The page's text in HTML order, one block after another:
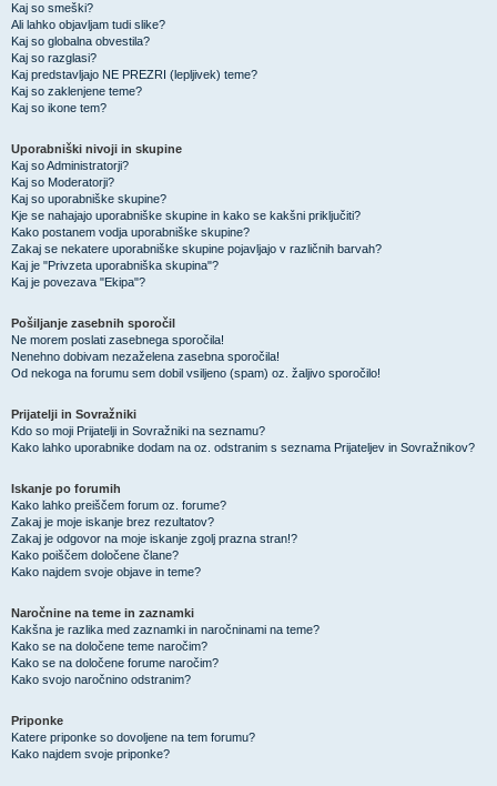
Kaj so smeški?
Ali lahko objavljam tudi slike?
Kaj so globalna obvestila?
Kaj so razglasi?
Kaj predstavljajo NE PREZRI (lepljivek) teme?
Kaj so zaklenjene teme?
Kaj so ikone tem?
Uporabniški nivoji in skupine
Kaj so Administratorji?
Kaj so Moderatorji?
Kaj so uporabniške skupine?
Kje se nahajajo uporabniške skupine in kako se kakšni priključiti?
Kako postanem vodja uporabniške skupine?
Zakaj se nekatere uporabniške skupine pojavljajo v različnih barvah?
Kaj je "Privzeta uporabniška skupina"?
Kaj je povezava "Ekipa"?
Pošiljanje zasebnih sporočil
Ne morem poslati zasebnega sporočila!
Nenehno dobivam nezaželena zasebna sporočila!
Od nekoga na forumu sem dobil vsiljeno (spam) oz. žaljivo sporočilo!
Prijatelji in Sovražniki
Kdo so moji Prijatelji in Sovražniki na seznamu?
Kako lahko uporabnike dodam na oz. odstranim s seznama Prijateljev in Sovražnikov?
Iskanje po forumih
Kako lahko preiščem forum oz. forume?
Zakaj je moje iskanje brez rezultatov?
Zakaj je odgovor na moje iskanje zgolj prazna stran!?
Kako poiščem določene člane?
Kako najdem svoje objave in teme?
Naročnine na teme in zaznamki
Kakšna je razlika med zaznamki in naročninami na teme?
Kako se na določene teme naročim?
Kako se na določene forume naročim?
Kako svojo naročnino odstranim?
Priponke
Katere priponke so dovoljene na tem forumu?
Kako najdem svoje priponke?